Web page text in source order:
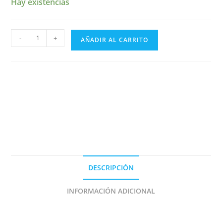
RENAULT
5
- + AÑADIR AL CARRITO
DESCRIPCIÓN
INFORMACIÓN ADICIONAL